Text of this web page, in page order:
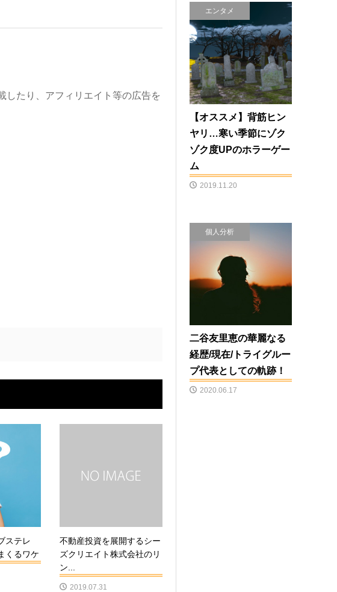
たり、アフィリエイト等の広告を
ステレ
くるワケ
不動産投資を展開するシー
ズクリエイト株式会社のリ
ン...
2019.07.31
エンタメ
【オススメ】背筋ヒン
ヤリ…寒い季節にゾク
ゾク度UPのホラーゲー
ム
2019.11.20
個人分析
二谷友里恵の華麗なる
経歴/現在/トライグルー
プ代表としての軌跡！
2020.06.17